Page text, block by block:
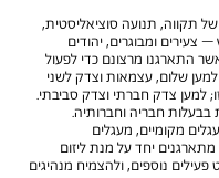
תקווה, תנועה סוציאליסטית,
ומבוגרים, יהודים
התארגנו מרצונם כדי לפעול
שלום, עצמאות וצדק לשני
למען צדק חברתי וצדק סביבתי.
חבריה וחברותיה.
מקומיים, מעגלים
מתארגנים יחד על מנת ליזום
פעילים נוספים, ולהצמיח מנהיגים